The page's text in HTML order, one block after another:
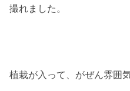
撮れました。
植栽が入って、がぜん雰囲